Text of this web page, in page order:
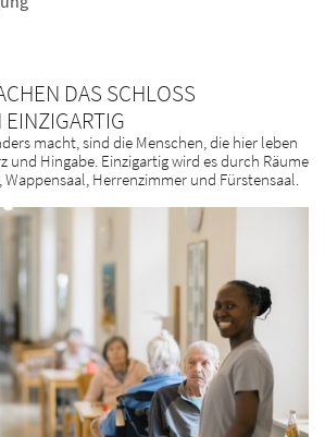
DAS SCHLOSS
macht, sind die Menschen, die hier leben
und Hingabe. Einzigartig wird es durch Räume
Wappensaal, Herrenzimmer und Fürstensaal.